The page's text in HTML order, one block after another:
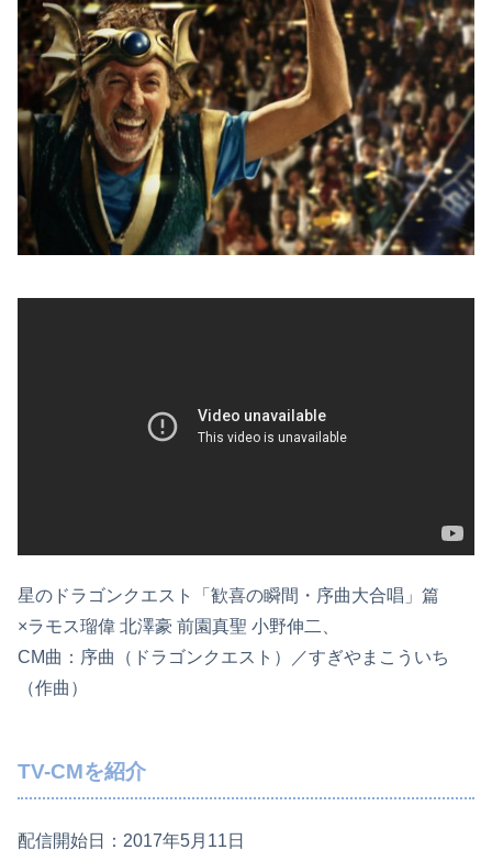
星のドラゴンクエスト「歓喜の瞬間・序曲大合唱」篇
×ラモス瑠偉 北澤豪 前園真聖 小野伸二、
CM曲：序曲（ドラゴンクエスト）／すぎやまこういち
（作曲）
TV-CMを紹介
配信開始日：2017年5月11日